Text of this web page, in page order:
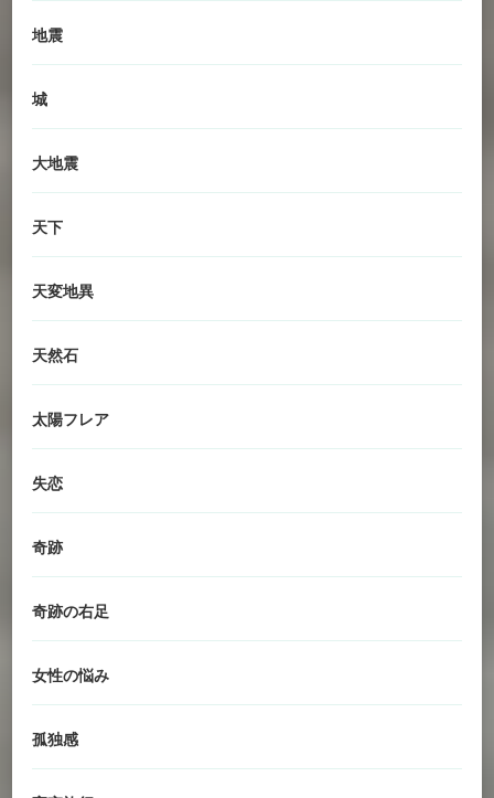
地震
城
大地震
天下
天変地異
天然石
太陽フレア
失恋
奇跡
奇跡の右足
女性の悩み
孤独感